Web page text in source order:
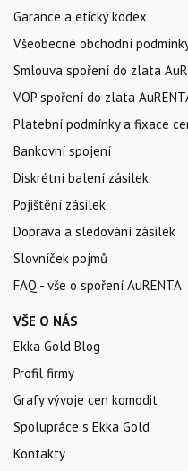
Garance a etický kodex
Všeobecné obchodní
Smlouva spoření do zlata
VOP spoření do zlata
Platební podmínky a fixace
Bankovní spojení
Diskrétní balení zásilek
Pojištění zásilek
Doprava a sledování zásilek
Slovníček pojmů
FAQ - vše o spoření AuRENTA
VŠE O NÁS
Ekka Gold Blog
Profil firmy
Grafy vývoje cen komodit
Spolupráce s Ekka Gold
Kontakty